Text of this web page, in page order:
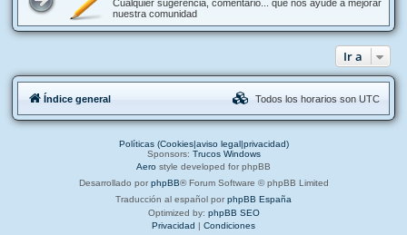
Cualquier sugerencia, comentario... que nos ayude a mejorar
nuestra comunidad
Ir a
Índice general Todos los horarios son UTC
Políticas (Cookies|aviso legal|privacidad)
Sponsors: Trucos Windows
Aero style developed for phpBB
Desarrollado por phpBB® Forum Software © phpBB Limited
Traducción al español por phpBB España
Optimized by: phpBB SEO
Privacidad | Condiciones